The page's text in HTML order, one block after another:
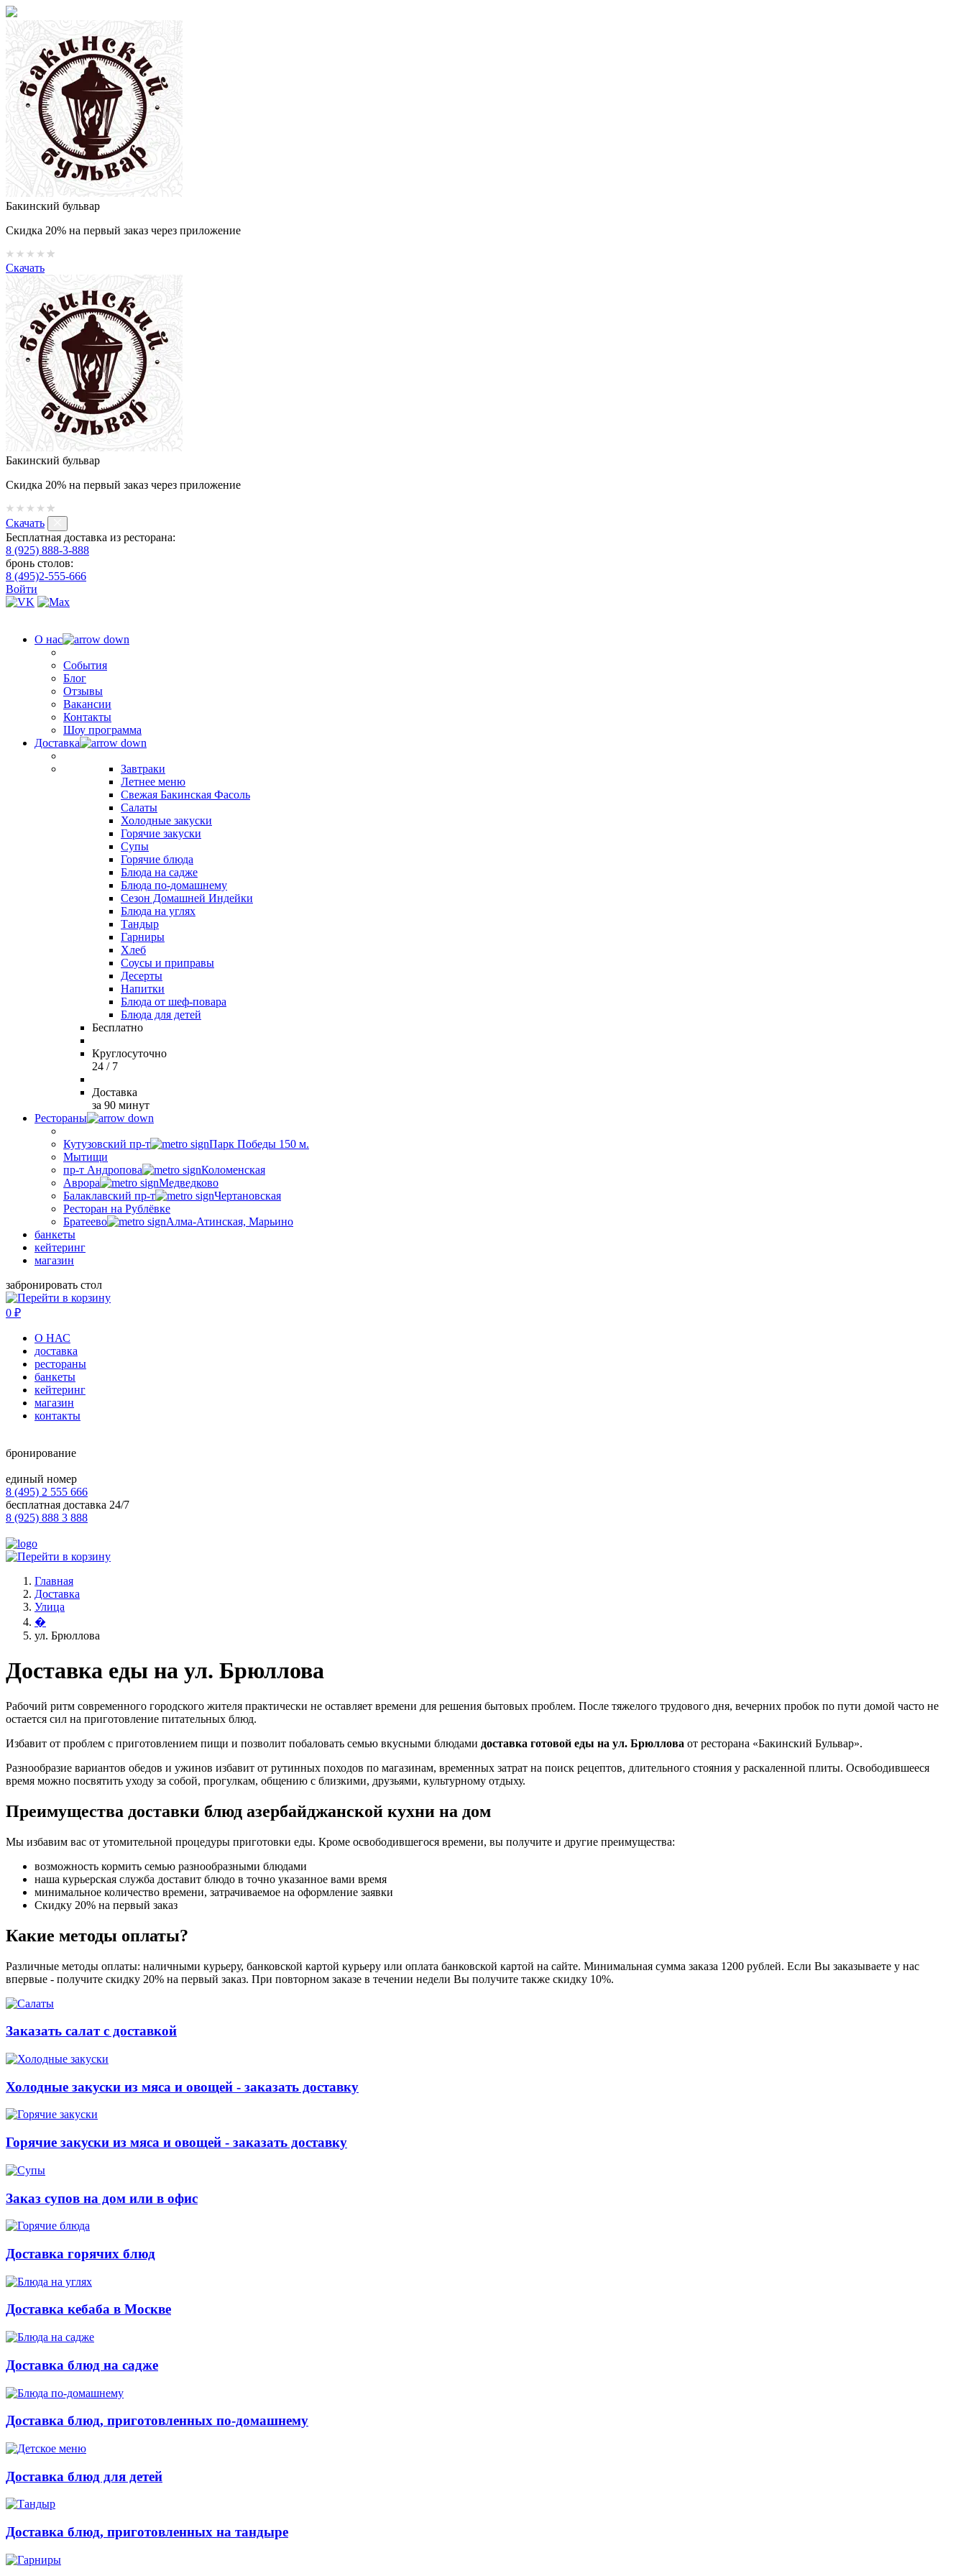
Бакинский бульвар
Скидка 20% на первый заказ через приложение
Скачать
Бакинский бульвар
Скидка 20% на первый заказ через приложение
Скачать
Бесплатная доставка из ресторана:
8 (925) 888-3-888
бронь столов:
8 (495)2-555-666
Войти
О нас
События
Блог
Отзывы
Вакансии
Контакты
Шоу программа
Доставка
Завтраки
Летнее меню
Свежая Бакинская Фасоль
Салаты
Холодные закуски
Горячие закуски
Супы
Горячие блюда
Блюда на садже
Блюда по-домашнему
Сезон Домашней Индейки
Блюда на углях
Тандыр
Гарниры
Хлеб
Соусы и приправы
Десерты
Напитки
Блюда от шеф-повара
Блюда для детей
Бесплатно
Круглосуточно
24 / 7
Доставка
за 90 минут
Рестораны
Кутузовский пр-т
Парк Победы 150 м.
Мытищи
пр-т Андропова
Коломенская
Аврора
Медведково
Балаклавский пр-т
Чертановская
Ресторан на Рублёвке
Братеево
Алма-Атинская, Марьино
банкеты
кейтеринг
магазин
забронировать стол
0 ₽
О НАС
доставка
рестораны
банкеты
кейтеринг
магазин
контакты
бронирование
единый номер
8 (495) 2 555 666
бесплатная доставка 24/7
8 (925) 888 3 888
Главная
Доставка
Улица
�
ул. Брюллова
Доставка еды на ул. Брюллова
Рабочий ритм современного городского жителя практически не оставляет времени для решения бытовых проблем. После тяжелого трудового дня, вечерних пробок по пути домой часто не
остается сил на приготовление питательных блюд.
Избавит от проблем с приготовлением пищи и позволит побаловать семью вкусными блюдами доставка готовой еды на ул. Брюллова от ресторана «Бакинский Бульвар».
Разнообразие вариантов обедов и ужинов избавит от рутинных походов по магазинам, временных затрат на поиск рецептов, длительного стояния у раскаленной плиты. Освободившееся
время можно посвятить уходу за собой, прогулкам, общению с близкими, друзьями, культурному отдыху.
Преимущества доставки блюд азербайджанской кухни на дом
Мы избавим вас от утомительной процедуры приготовки еды. Кроме освободившегося времени, вы получите и другие преимущества:
возможность кормить семью разнообразными блюдами
наша курьерская служба доставит блюдо в точно указанное вами время
минимальное количество времени, затрачиваемое на оформление заявки
Скидку 20% на первый заказ
Какие методы оплаты?
Различные методы оплаты: наличными курьеру, банковской картой курьеру или оплата банковской картой на сайте. Минимальная сумма заказа 1200 рублей. Если Вы заказываете у нас
впервые - получите скидку 20% на первый заказ. При повторном заказе в течении недели Вы получите также скидку 10%.
Заказать салат с доставкой
Холодные закуски из мяса и овощей - заказать доставку
Горячие закуски из мяса и овощей - заказать доставку
Заказ супов на дом или в офис
Доставка горячих блюд
Доставка кебаба в Москве
Доставка блюд на садже
Доставка блюд, приготовленных по-домашнему
Доставка блюд для детей
Доставка блюд, приготовленных на тандыре